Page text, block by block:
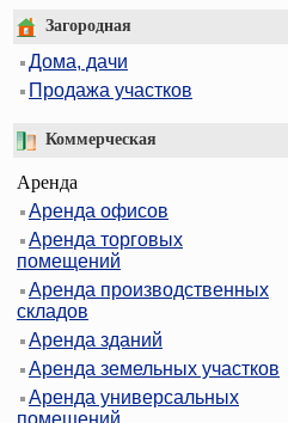
Загородная
Дома, дачи
Продажа участков
Коммерческая
Аренда
Аренда офисов
Аренда торговых
помещений
Аренда производственных
складов
Аренда зданий
Аренда земельных участков
Аренда универсальных
помещений